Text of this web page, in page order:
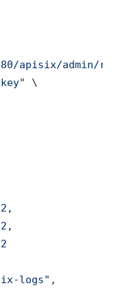
apisix/admin/
\
logs",